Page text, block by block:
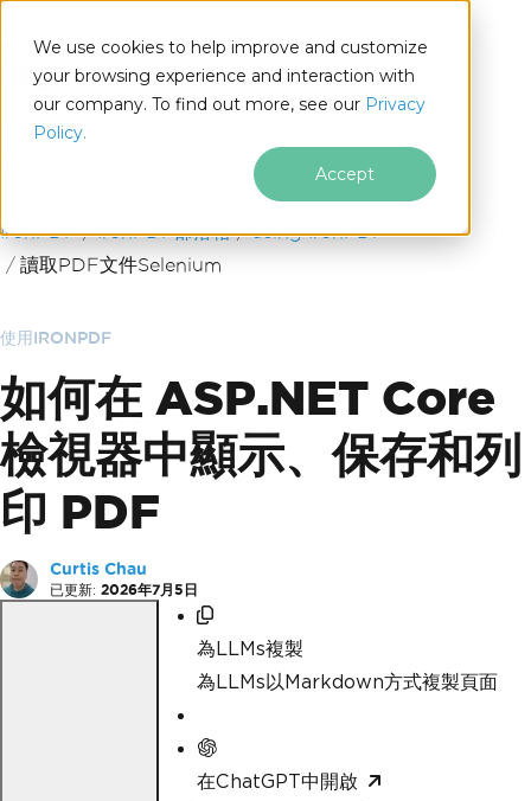
We use cookies to help improve and customize
your browsing experience and interaction with
our company. To find out more, see our Privacy
Policy.
Accept
.NET
跳至頁尾內容
IronPDF IronPDF部落格
using IronPDF
讀取PDF文件Selenium
使用IRONPDF
如何在 ASP.NET Core
檢視器中顯示、保存和列
印 PDF
Curtis Chau
已更新: 2026年7月5日
為LLMs複製
為LLMs以Markdown方式複製頁面
在ChatGPT中開啟